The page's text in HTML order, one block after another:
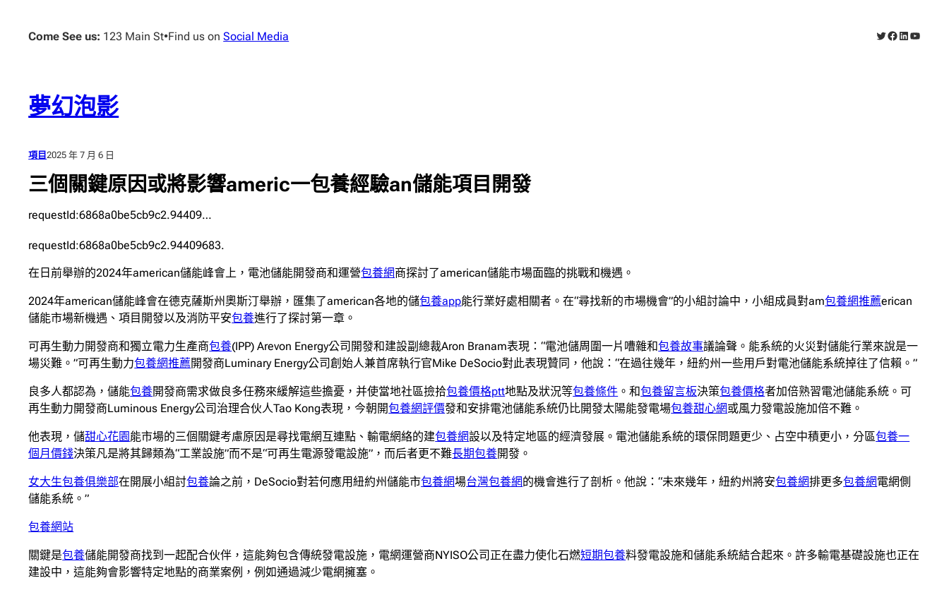
Come See us: 123 Main St•Find us onSocial Media X Facebook
LinkedIn
夢幻泡影
項目2025 年 7 月 6 日
三個關鍵原因或將影響americ一包養經驗an儲能項目開發
requestId:6868a0be5cb9c2.94409…
requestId:6868a0be5cb9c2.94409683.
在日前舉辦的2024年american儲能峰會上，電池儲能開發商和運營包養網商探討了american儲能市場面臨的挑戰和機遇。
2024年american儲能峰會在德克薩斯州奧斯汀舉辦，匯集了american各地的儲包養app能行業好處相關者。在“尋找新的市場機會”的小組討論中，小組成員對am包養網推薦erican
儲能市場新機遇、項目開發以及消防平安包養進行了探討第一章。
可再生動力開發商和獨立電力生產商包養(IPP) Arevon Energy公司開發和建設副總裁Aron Branam表現：“電池儲周圍一片嘈雜和包養故事議論聲。能系統的火災對儲能行業來說是一
場災難。”可再生動力包養網推薦開發商Luminary Energy公司創始人兼首席執行官Mike DeSocio對此表現贊同，他說：“在過往幾年，紐約州一些用戶對電池儲能系統掉往了信賴。”
良多人都認為，儲能包養開發商需求做良多任務來緩解這些擔憂，并使當地社區撿拾包養價格ptt地點及狀況等包養條件 。和包養留言板決策包養價格者加倍熟習電池儲能系統。可
再生動力開發商Luminous Energy公司治理合伙人Tao Kong表現，今朝開包養網評價發和安排電池儲能系統仍比開發太陽能發電場包養甜心網或風力發電設施加倍不難。
他表現，儲甜心花園 能市場的三個關鍵考慮原因是尋找電網互連點、輸電網絡的建包養網設以及特定地區的經濟發展。電池儲能系統的環保問題更少、占空中積更小，分區包養一
個月價錢決策凡是將其歸類為“工業設施”而不是“可再生電源發電設施”，而后者更不難長期包養開發。
女大生包養俱樂部在開展小組討包養論之前，DeSocio對若何應用紐約州儲能市包養網場台灣包養網的機會進行了剖析。他說：“未來幾年，紐約州將安包養網排更多包養網電網側
儲能系統。”
包養網站
關鍵是包養儲能開發商找到一起配合伙伴，這能夠包含傳統發電設施，電網運營商NYISO公司正在盡力使化石燃短期包養料發電設施和儲能系統結合起來。許多輸電基礎設施也正在
建設中，這能夠會影響特定地點的商業案例，例如通過減少電網擁塞。